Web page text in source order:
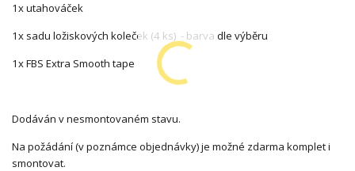
1x utahováček
1x sadu ložiskových koleček (4 ks) - barva dle výběru
1x FBS Extra Smooth tape
Dodáván v nesmontovaném stavu.
Na požádání (v poznámce objednávky) je možné zdarma komplet i
smontovat.